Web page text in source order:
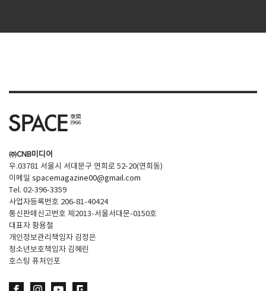
㈜CNB미디어
우.03781 서울시 서대문구 연희로 52-20(연희동)
이메일 spacemagazine00@gmail.com
Tel. 02-396-3359
사업자등록번호 206-81-40424
통신판매신고번호 제2013-서울서대문-0150호
대표자 황용철
개인정보관리책임자 김정은
청소년보호책임자 김혜린
호스팅 퓨처인포